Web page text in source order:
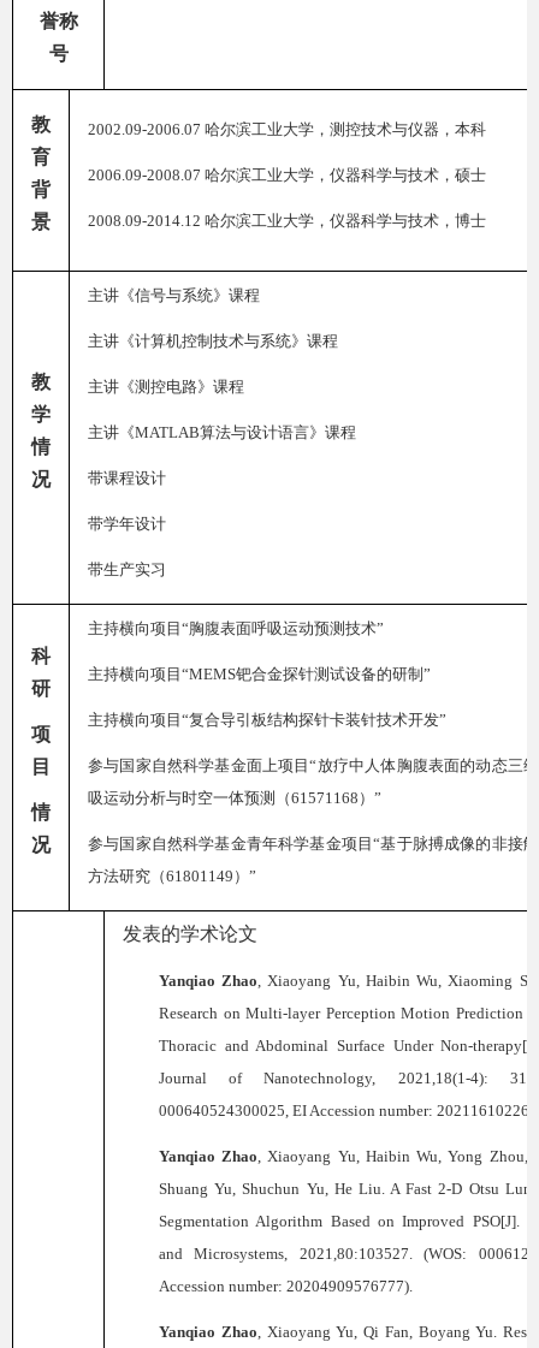
誉称
号
教
育
背
景
2002.09-2006.07 哈尔滨工业大学，测控技术与仪器，本科
2006.09-2008.07 哈尔滨工业大学，仪器科学与技术，硕士
2008.09-2014.12 哈尔滨工业大学，仪器科学与技术，博士
教
学
情
况
主讲《信号与系统》课程
主讲《计算机控制技术与系统》课程
主讲《测控电路》课程
主讲《MATLAB算法与设计语言》课程
带课程设计
带学年设计
带生产实习
科
研
项
目
情
况
主持横向项目“胸腹表面呼吸运动预测技术”
主持横向项目“MEMS钯合金探针测试设备的研制”
主持横向项目“复合导引板结构探针卡装针技术开发”
参与国家自然科学基金面上项目“放疗中人体胸腹表面的动态三
吸运动分析与时空一体预测（61571168 ）”
参与国家自然科学基金青年科学基金项目“基于脉搏成像的非接
方法研究（61801149 ）”
发表的学术论文
Yanqiao Zhao Xiaoyang Yu, Haibin Wu, Xiaoming
Research on Multi-layer Perception Motion Prediction
Thoracic and Abdominal Surface Under Non-
Journal of Nanotechnology, 2021,18(1-4):
000640524300025, EI Accession number:
Yanqiao Zhao Xiaoyang Yu, Haibin Wu, Yong Zhou,
Shuang Yu, Shuchun Yu, He Liu. A Fast 2-D Otsu
Segmentation Algorithm Based on Improved PSO[J].
and Microsystems, 2021,80:103527. (WOS:
Accession number: 20204909576777).
Yanqiao Zhao Xiaoyang Yu,Qi Fan, Boyang Yu.